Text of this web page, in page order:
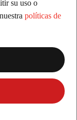
proceso de
su uso o
políticas de